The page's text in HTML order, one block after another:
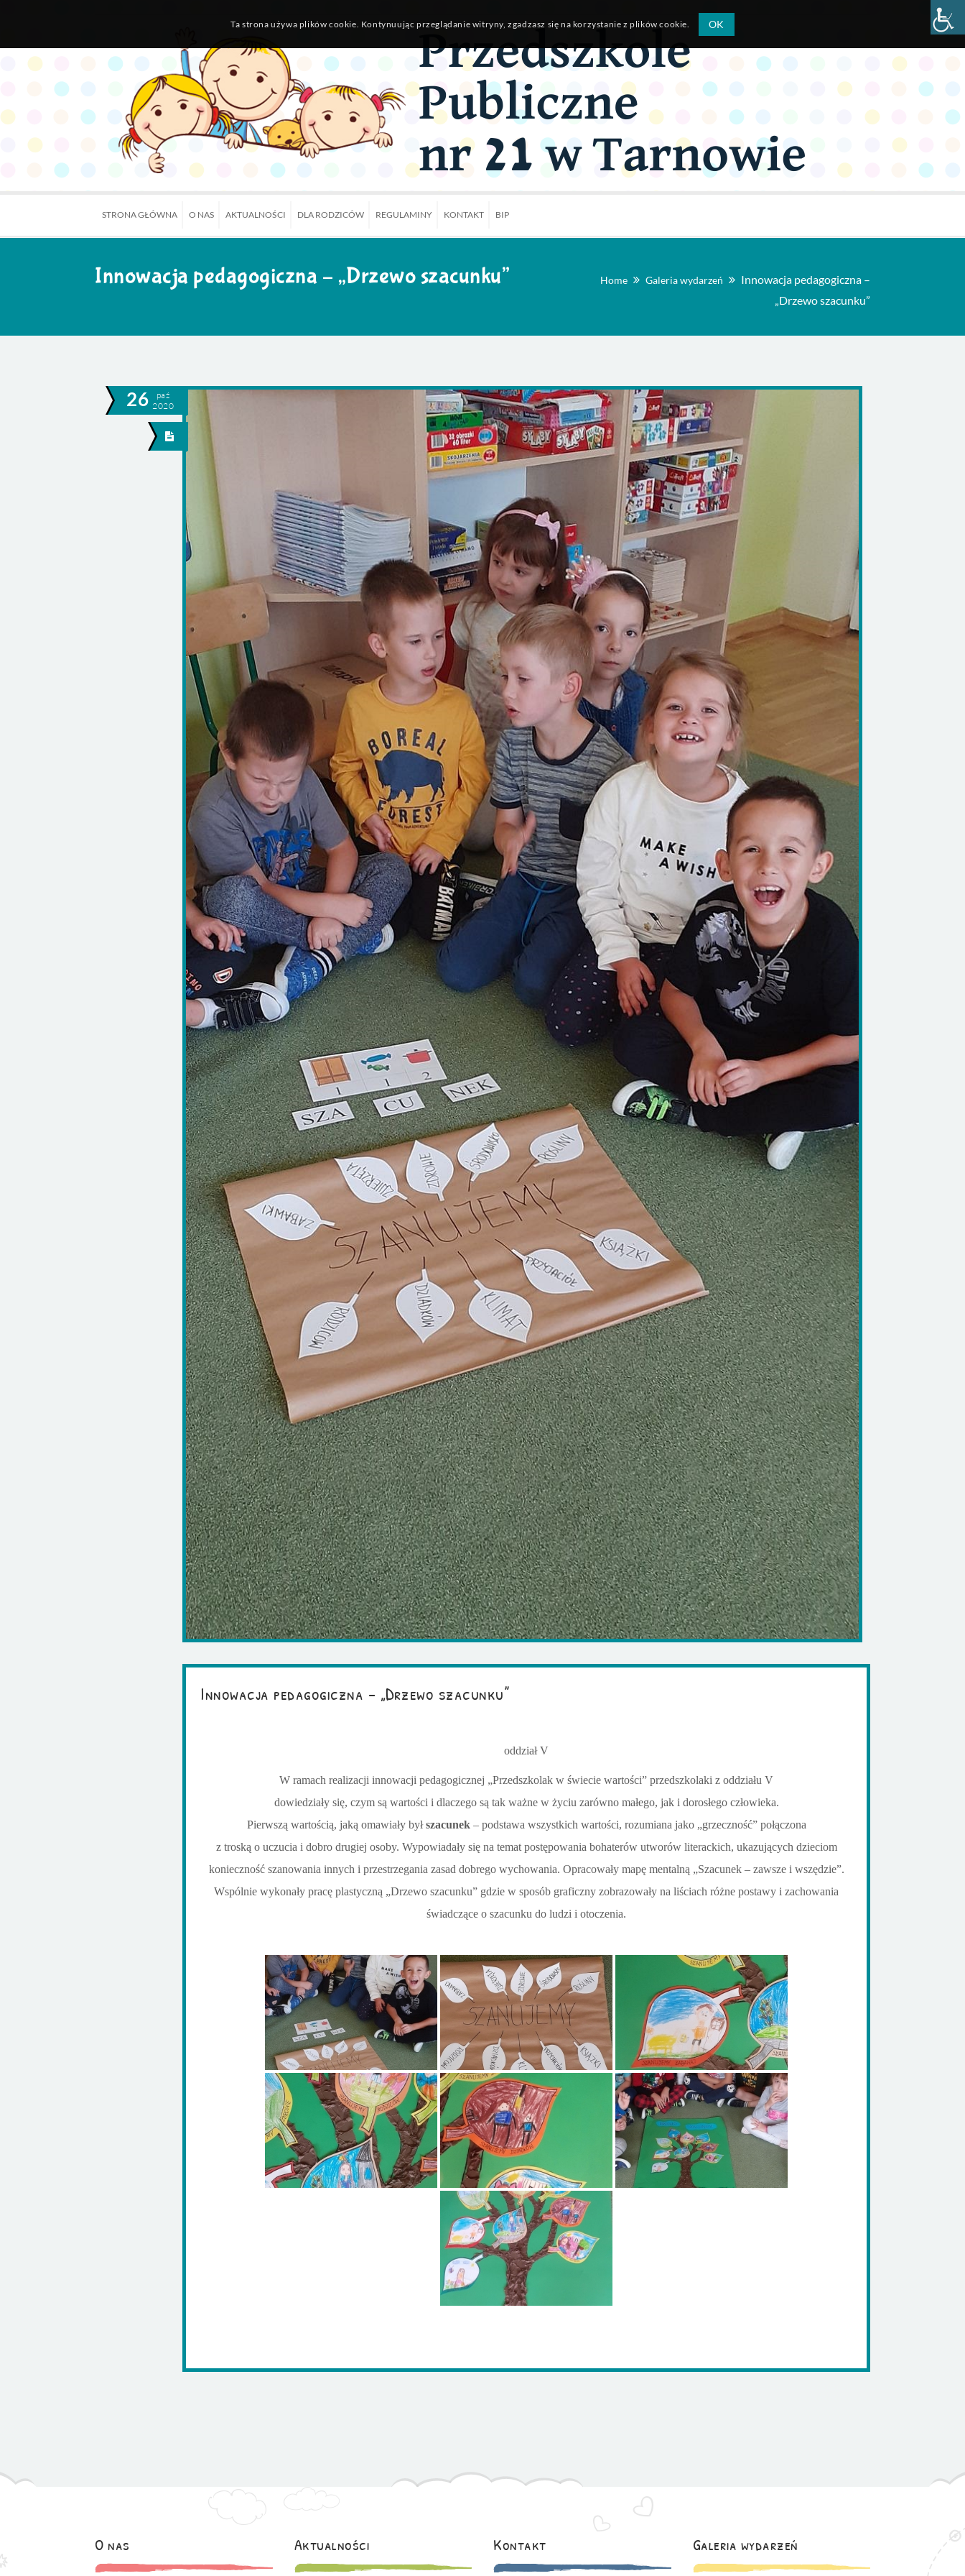
STRONA GŁÓWNA O NAS AKTUALNOŚCI DLA RODZICÓW REGULAMINY KONTAKT BIP
Innowacja pedagogiczna – „Drzewo szacunku” Home Galeria wydarzeń
Innowacja pedagogiczna –
„Drzewo szacunku”
26
paź
2020
Innowacja pedagogiczna – „Drzewo szacunku”
oddział V
W ramach realizacji innowacji pedagogicznej „Przedszkolak w świecie wartości” przedszkolaki z oddziału V
dowiedziały się, czym są wartości i dlaczego są tak ważne w życiu zarówno małego, jak i dorosłego człowieka.
Pierwszą wartością, jaką omawiały byłszacunek– podstawa wszystkich wartości, rozumiana jako „grzeczność” połączona
z troską o uczucia i dobro drugiej osoby. Wypowiadały się na temat postępowania bohaterów utworów literackich, ukazujących dzieciom
konieczność szanowania innych i przestrzegania zasad dobrego wychowania. Opracowały mapę mentalną „Szacunek – zawsze i wszędzie”.
Wspólnie wykonały pracę plastyczną „Drzewo szacunku” gdzie w sposób graficzny zobrazowały na liściach różne postawy i zachowania
świadczące o szacunku do ludzi i otoczenia.
O nas Aktualności Kontakt Galeria wydarzeń
Ta strona używa plików cookie. Kontynuując przeglądanie witryny, zgadzasz się na korzystanie z plików cookie. OK